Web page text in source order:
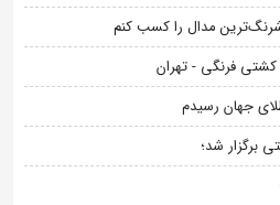
مدال را کسب کنم
کشتی فرنگی - تهران
جهان رسیدم
برگزار شد؛